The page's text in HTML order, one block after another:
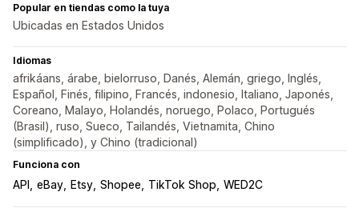
Popular en tiendas como la tuya
Ubicadas en Estados Unidos
Idiomas
afrikáans, árabe, bielorruso, Danés, Alemán, griego, Inglés,
Español, Finés, filipino, Francés, indonesio, Italiano, Japonés,
Coreano, Malayo, Holandés, noruego, Polaco, Portugués
(Brasil), ruso, Sueco, Tailandés, Vietnamita, Chino
(simplificado), y Chino (tradicional)
Funciona con
API eBay Etsy Shopee TikTok Shop WED2C